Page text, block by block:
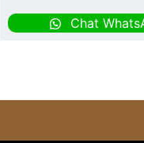
Chat